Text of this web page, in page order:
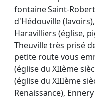
fontaine Saint-
d'Hédouville
Haravilliers (église,
Theuville très prisé
petite route vous
(église du XIIème
(église du XIIIème
Renaissance),